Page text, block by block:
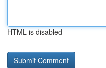
HTML is disabled